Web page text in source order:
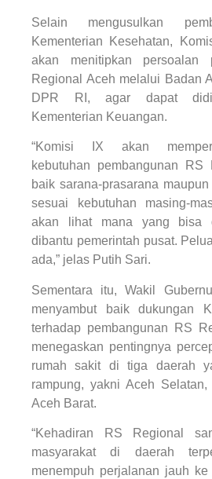
Selain mengusulkan
Kementerian Kesehatan,
akan menitipkan persoalan
Regional Aceh melalui Badan
DPR RI, agar dapat
Kementerian Keuangan.
“Komisi IX akan
kebutuhan pembangunan
baik sarana-prasarana
sesuai kebutuhan masing-
akan lihat mana yang bisa
dibantu pemerintah pusat.
ada,” jelas Putih Sari.
Sementara itu, Wakil
menyambut baik dukungan
terhadap pembangunan RS
menegaskan pentingnya
rumah sakit di tiga daerah
rampung, yakni Aceh
Aceh Barat.
“Kehadiran RS Regional
masyarakat di daerah
menempuh perjalanan jauh